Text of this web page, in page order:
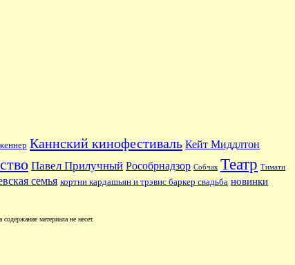
Каннский кинофестиваль Кейт Миддлтон
Павел Прилучный Рособрнадзор Собчак Театр Тимати
семья кортни кардашьян и трэвис баркер свадьба новинки
материала не несет.